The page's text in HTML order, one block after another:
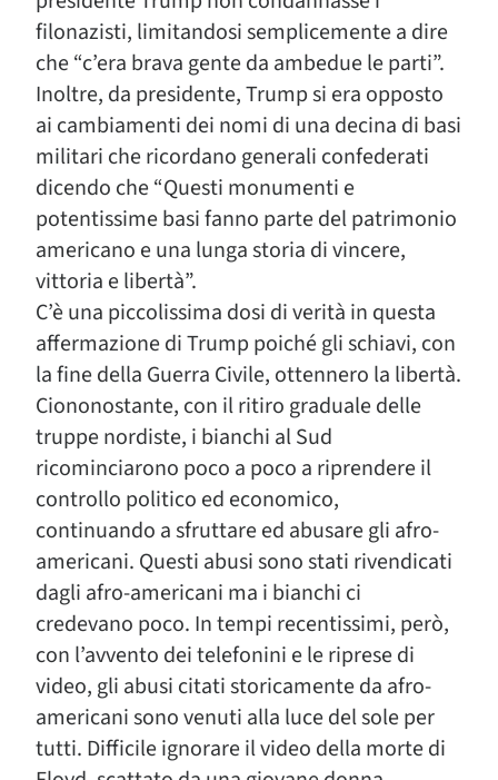
filonazisti, limitandosi semplicemente a dire
che “c’era brava gente da ambedue le parti”.
Inoltre, da presidente, Trump si era opposto
ai cambiamenti dei nomi di una decina di basi
militari che ricordano generali confederati
dicendo che “Questi monumenti e
potentissime basi fanno parte del patrimonio
americano e una lunga storia di vincere,
vittoria e libertà”.
C’è una piccolissima dosi di verità in questa
affermazione di Trump poiché gli schiavi, con
la fine della Guerra Civile, ottennero la libertà.
Ciononostante, con il ritiro graduale delle
truppe nordiste, i bianchi al Sud
ricominciarono poco a poco a riprendere il
controllo politico ed economico,
continuando a sfruttare ed abusare gli afro-
americani. Questi abusi sono stati rivendicati
dagli afro-americani ma i bianchi ci
credevano poco. In tempi recentissimi, però,
con l’avvento dei telefonini e le riprese di
video, gli abusi citati storicamente da afro-
americani sono venuti alla luce del sole per
tutti. Difficile ignorare il video della morte di